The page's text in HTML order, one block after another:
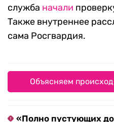
служба начали
Также внутреннее
сама Росгвардия.
Объясняем
«Полно пустующих